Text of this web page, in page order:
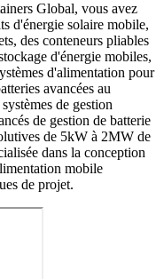
Global, vous avez
d'énergie solaire mobile,
des conteneurs pliables
d'énergie mobiles,
d'alimentation pour
avancées au
de gestion
de gestion de batterie
de 5kW à 2MW de
dans la conception
mobile
de projet.